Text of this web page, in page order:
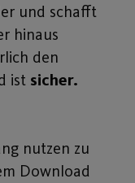
und schafft
hinaus
den
ist sicher.
nutzen zu
Download